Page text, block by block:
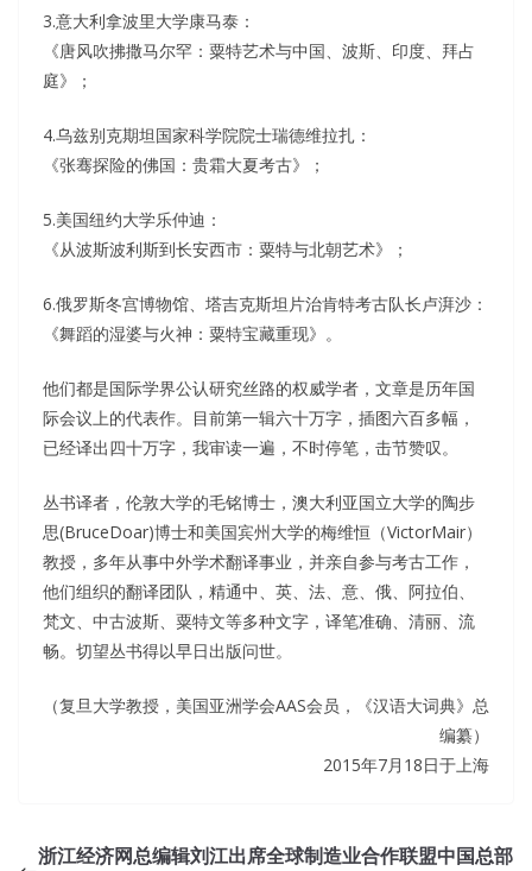
3.意大利拿波里大学康马泰：
《唐风吹拂撒马尔罕：粟特艺术与中国、波斯、印度、拜占
庭》；
4.乌兹别克期坦国家科学院院士瑞德维拉扎：
《张骞探险的佛国：贵霜大夏考古》；
5.美国纽约大学乐仲迪：
《从波斯波利斯到长安西市：粟特与北朝艺术》；
6.俄罗斯冬宫博物馆、塔吉克斯坦片治肯特考古队长卢湃沙：
《舞蹈的湿婆与火神：粟特宝藏重现》。
他们都是国际学界公认研究丝路的权威学者，文章是历年国
际会议上的代表作。目前第一辑六十万字，插图六百多幅，
已经译出四十万字，我审读一遍，不时停笔，击节赞叹。
丛书译者，伦敦大学的毛铭博士，澳大利亚国立大学的陶步
思(BruceDoar)博士和美国宾州大学的梅维恒（VictorMair）
教授，多年从事中外学术翻译事业，并亲自参与考古工作，
他们组织的翻译团队，精通中、英、法、意、俄、阿拉伯、
梵文、中古波斯、粟特文等多种文字，译笔准确、清丽、流
畅。切望丛书得以早日出版问世。
（复旦大学教授，美国亚洲学会AAS会员，《汉语大词典》总
编纂）
2015年7月18日于上海
浙江经济网总编辑刘江出席全球制造业合作联盟中国总部